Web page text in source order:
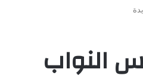
النواب